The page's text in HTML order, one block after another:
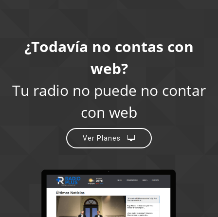
¿Todavía no contas con
web?
Tu radio no puede no contar
con web
Ver Planes